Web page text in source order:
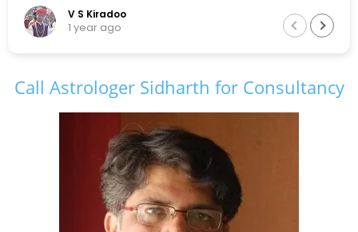
V S Kiradoo
1 year ago
Call Astrologer Sidharth for Consultancy